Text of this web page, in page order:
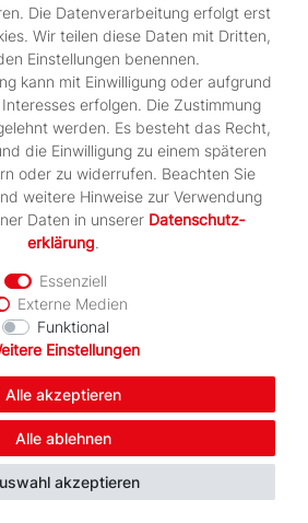
Artikel anzeigen
MwSt. zzgl.Versandkosten
Die Datenverarbeitung erfolgt erst
Wir teilen diese Daten mit Dritten,
Einstellungen benennen.
kann mit Einwilligung oder aufgrund
erfolgen. Die Zustimmung
werden. Es besteht das Recht,
die Einwilligung zu einem späteren
oder zu widerrufen. Beachten Sie
weitere Hinweise zur Verwendung
Daten in unserer Daten­schutz­
erklärung.
Essenziell
Externe Medien
Funktional
Einstellungen
Alle akzeptieren
Alle ablehnen
akzeptieren